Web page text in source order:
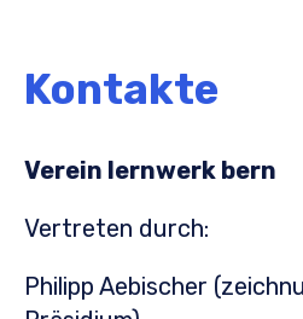
Kontakte
Verein lernwerk bern
Vertreten durch:
Philipp Aebischer